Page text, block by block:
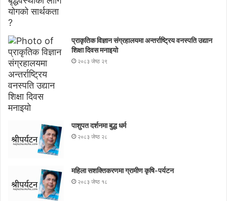
प्राकृतिक विज्ञान संग्रहालयमा अन्तर्राष्ट्रिय वनस्पति उद्यान
शिक्षा दिवस मनाइयाे
२०८३ जेष्ठ २९
पाशुपत दर्शनमा बुद्ध धर्म​
२०८३ जेष्ठ २८
महिला सशक्तिकरणमा ग्रामीण कृषि-पर्यटन
२०८३ जेष्ठ १८